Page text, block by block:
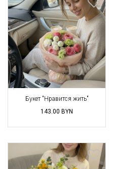
Букет "Нравится жить"
143.00 BYN